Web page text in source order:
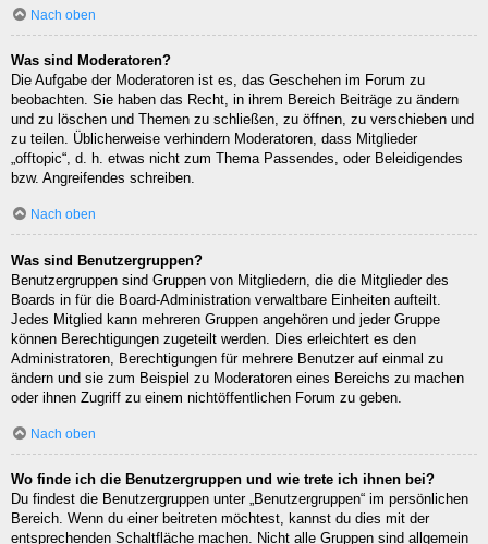
Nach oben
Was sind Moderatoren?
Die Aufgabe der Moderatoren ist es, das Geschehen im Forum zu
beobachten. Sie haben das Recht, in ihrem Bereich Beiträge zu ändern
und zu löschen und Themen zu schließen, zu öffnen, zu verschieben und
zu teilen. Üblicherweise verhindern Moderatoren, dass Mitglieder
„offtopic“, d. h. etwas nicht zum Thema Passendes, oder Beleidigendes
bzw. Angreifendes schreiben.
Nach oben
Was sind Benutzergruppen?
Benutzergruppen sind Gruppen von Mitgliedern, die die Mitglieder des
Boards in für die Board-Administration verwaltbare Einheiten aufteilt.
Jedes Mitglied kann mehreren Gruppen angehören und jeder Gruppe
können Berechtigungen zugeteilt werden. Dies erleichtert es den
Administratoren, Berechtigungen für mehrere Benutzer auf einmal zu
ändern und sie zum Beispiel zu Moderatoren eines Bereichs zu machen
oder ihnen Zugriff zu einem nichtöffentlichen Forum zu geben.
Nach oben
Wo finde ich die Benutzergruppen und wie trete ich ihnen bei?
Du findest die Benutzergruppen unter „Benutzergruppen“ im persönlichen
Bereich. Wenn du einer beitreten möchtest, kannst du dies mit der
entsprechenden Schaltfläche machen. Nicht alle Gruppen sind allgemein